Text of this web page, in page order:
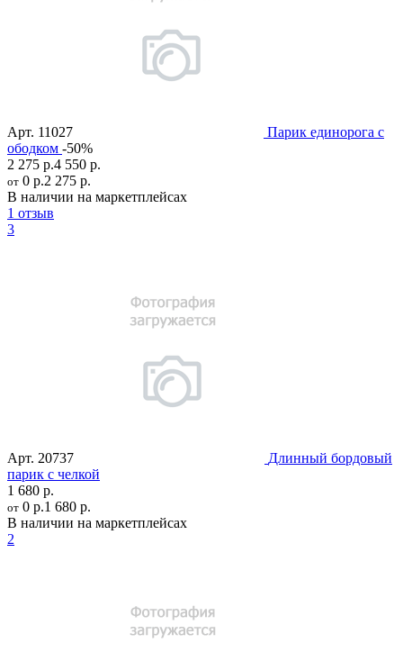
Арт. 11027
Парик единорога с
ободком -50%
2 275 р.4 550 р.
от 0 р.2 275 р.
В наличии на маркетплейсах
1 отзыв
3
Арт. 20737
Длинный бордовый
парик с челкой
1 680 р.
от 0 р.1 680 р.
В наличии на маркетплейсах
2